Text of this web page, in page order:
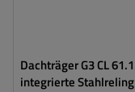
Dachträger G3 CL
integrierte Stahlreling